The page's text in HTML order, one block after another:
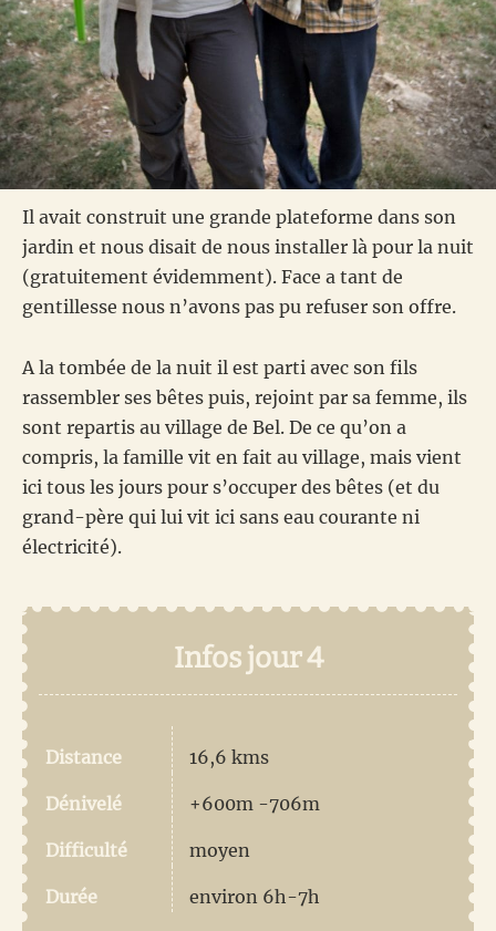
Il avait construit une grande plateforme dans son
jardin et nous disait de nous installer là pour la nuit
(gratuitement évidemment). Face a tant de
gentillesse nous n’avons pas pu refuser son offre.
A la tombée de la nuit il est parti avec son fils
rassembler ses bêtes puis, rejoint par sa femme, ils
sont repartis au village de Bel. De ce qu’on a
compris, la famille vit en fait au village, mais vient
ici tous les jours pour s’occuper des bêtes (et du
grand-père qui lui vit ici sans eau courante ni
électricité).
Infos jour 4
Distance 16,6 kms
Dénivelé +600m -706m
Difficulté moyen
Durée environ 6h-7h